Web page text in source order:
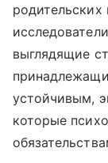
родительских
выглядящие
устойчивым,
которые